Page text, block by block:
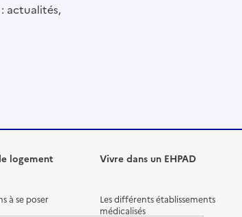
actualités,
logement
à se poser
Vivre dans un EHPAD
Les différents établissements
médicalisés